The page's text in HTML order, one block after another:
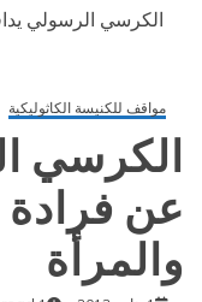
الكرسي الرسولي
مواقف للكنيسة الكاثوليكية
الكرسي
عن فرادة
والمرأة